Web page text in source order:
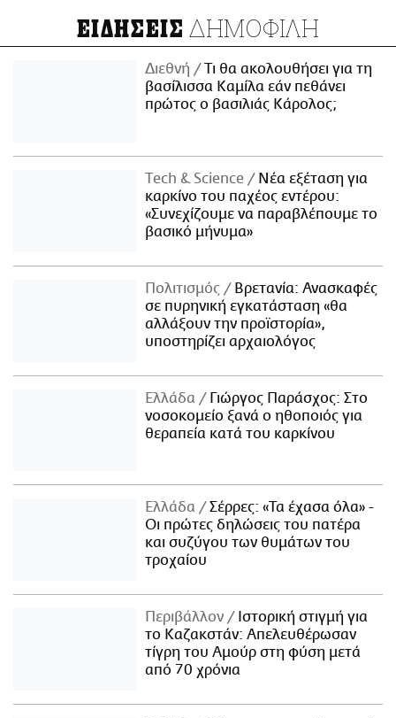
ΕΙΔΗΣΕΙΣ ΔΗΜΟΦΙΛΗ
Διεθνή
Τι θα ακολουθήσει για τη
βασίλισσα Καμίλα εάν πεθάνει
πρώτος ο βασιλιάς Κάρολος;
Τech & Science
Νέα εξέταση για
καρκίνο του παχέος εντέρου:
«Συνεχίζουμε να παραβλέπουμε το
βασικό μήνυμα»
Πολιτισμός
Βρετανία: Ανασκαφές
σε πυρηνική εγκατάσταση «θα
αλλάξουν την προϊστορία»,
υποστηρίζει αρχαιολόγος
Ελλάδα
Γιώργος Παράσχος: Στο
νοσοκομείο ξανά ο ηθοποιός για
θεραπεία κατά του καρκίνου
Ελλάδα
Σέρρες: «Τα έχασα όλα» -
Οι πρώτες δηλώσεις του πατέρα
και συζύγου των θυμάτων του
τροχαίου
Περιβάλλον
Ιστορική στιγμή για
το Καζακστάν: Απελευθέρωσαν
τίγρη του Αμούρ στη φύση μετά
από 70 χρόνια